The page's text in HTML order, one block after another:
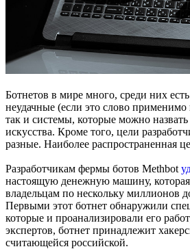
Ботнетов в мире много, среди них
неудачные (если это слово применимо
так и системы, которые можно
искусства. Кроме того, цели
разные. Наиболее распространенная
Разработчикам фермы ботов Methbot
настоящую денежную машину,
владельцам по нескольку миллионов
Первыми этот ботнет обнаружили
которые и проанализировали его
экспертов, ботнет принадлежит
считающейся российской.